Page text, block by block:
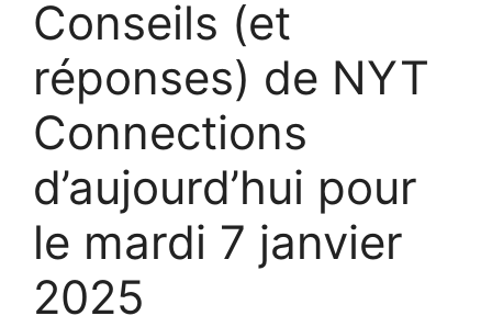
Conseils (et
réponses) de NYT
Connections
d’aujourd’hui pour
le mardi 7 janvier
2025